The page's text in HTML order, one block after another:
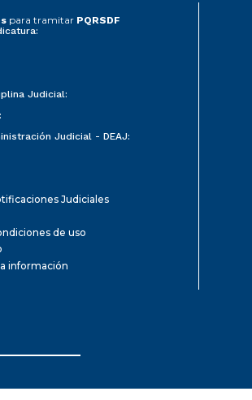
para tramitar PQRSDF
Judicial:
Judicial - DEAJ:
Judiciales
de uso
información